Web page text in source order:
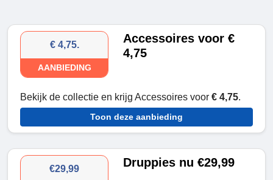
€ 4,75.
AANBIEDING
Accessoires voor €
4,75
Bekijk de collectie en krijg Accessoires voor € 4,75.
Toon deze aanbieding
€29,99 Druppies nu €29,99